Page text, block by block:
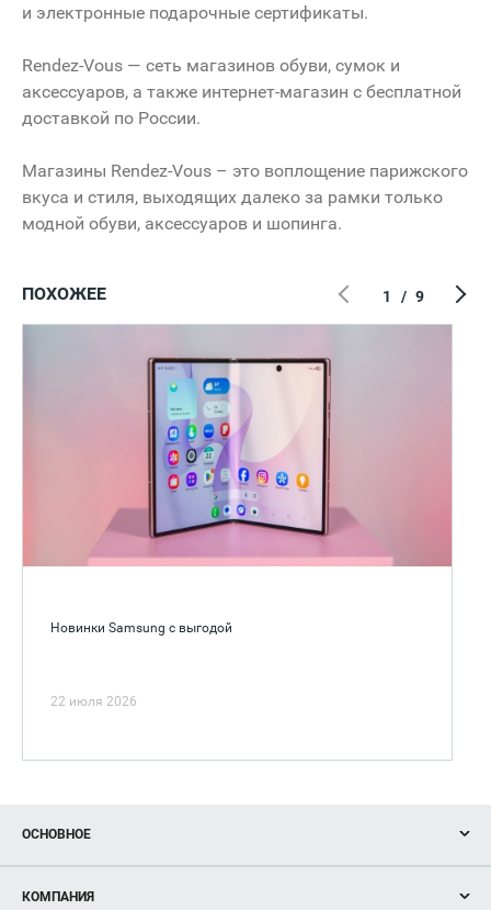
и электронные подарочные сертификаты.
Rendez-Vous — сеть магазинов обуви, сумок и
аксессуаров, а также интернет-магазин с бесплатной
доставкой по России.
Магазины Rendez-Vous – это воплощение парижского
вкуса и стиля, выходящих далеко за рамки только
модной обуви, аксессуаров и шопинга.
ПОХОЖЕЕ
Новинки Samsung с выгодой
22 июля 2026
1 / 9
ОСНОВНОЕ
Новости
КОМПАНИЯ